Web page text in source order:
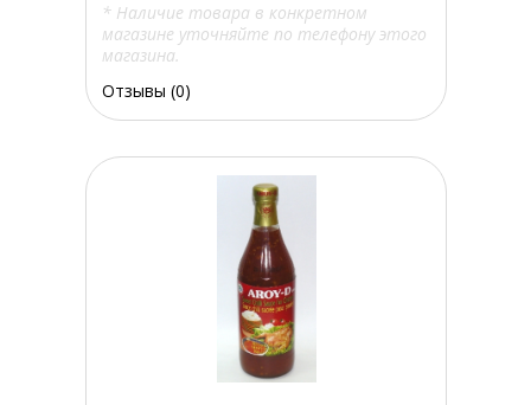
* Наличие товара в конкретном
магазине уточняйте по телефону этого
магазина.
Отзывы (0)